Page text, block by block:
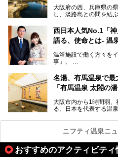
の観光スポットをピッ
盛り込んだ日帰り観光
大阪府の西、兵庫県の
し、淡路島との間を結
華街をはじめ、きらび
人気観光スポットもめ
そして、温泉好きの視
湯です。そのお湯をリ
スーパー銭湯があった
きます！
西日本人気No.1「
語る、使命とは- 温
温浴施設で働く方々を
事」。
ング西日本1位、2年連
「神戸みなと温泉 蓮」
名湯、有馬温泉で
「有馬温泉 太閤の湯
大阪市内から1時間弱、
る、日本を代表する温
有名な「金泉」と「銀
める、ある意味「最強
今回は自慢のお湯をメ
ニフティ温泉ニ
おすすめのアクティビティ